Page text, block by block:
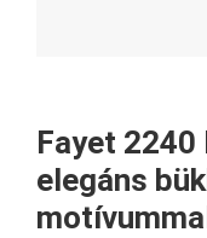
Fayet
elegáns